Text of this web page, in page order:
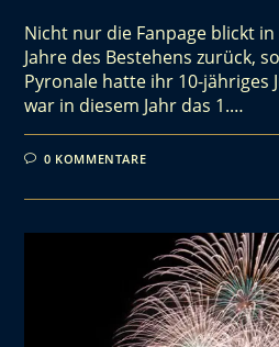
Nicht nur die Fanpage blickt in
Jahre des Bestehens zurück,
Pyronale hatte ihr 10-jähriges
war in diesem Jahr das 1.…
0 KOMMENTARE